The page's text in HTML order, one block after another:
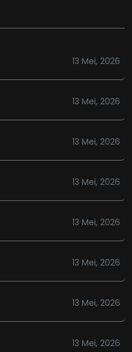
13 Mei, 2026
13 Mei, 2026
13 Mei, 2026
13 Mei, 2026
13 Mei, 2026
13 Mei, 2026
13 Mei, 2026
13 Mei, 2026